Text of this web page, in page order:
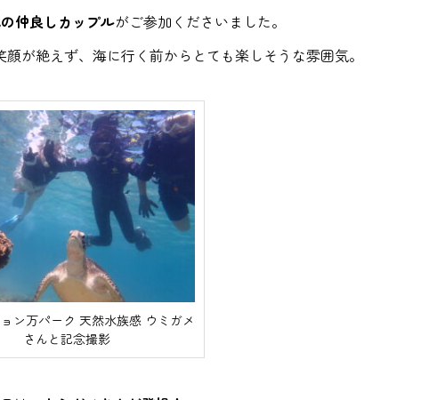
仲良しカップルがご参加くださいました。
顔が絶えず、海に行く前からとても楽しそうな雰囲気。
ン万パーク 天然水族感 ウミガメ
さんと記念撮影